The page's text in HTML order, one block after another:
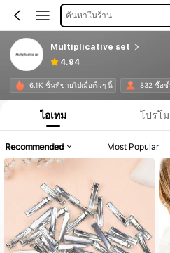
ค้นหาในร้าน
Multiplicative set
4.94
6.1K ชิ้นที่ขายไปเมื่อเร็วๆ นี้ 832 ซื้อซ้
ไอเทม โปรโ
Recommended Most Popular